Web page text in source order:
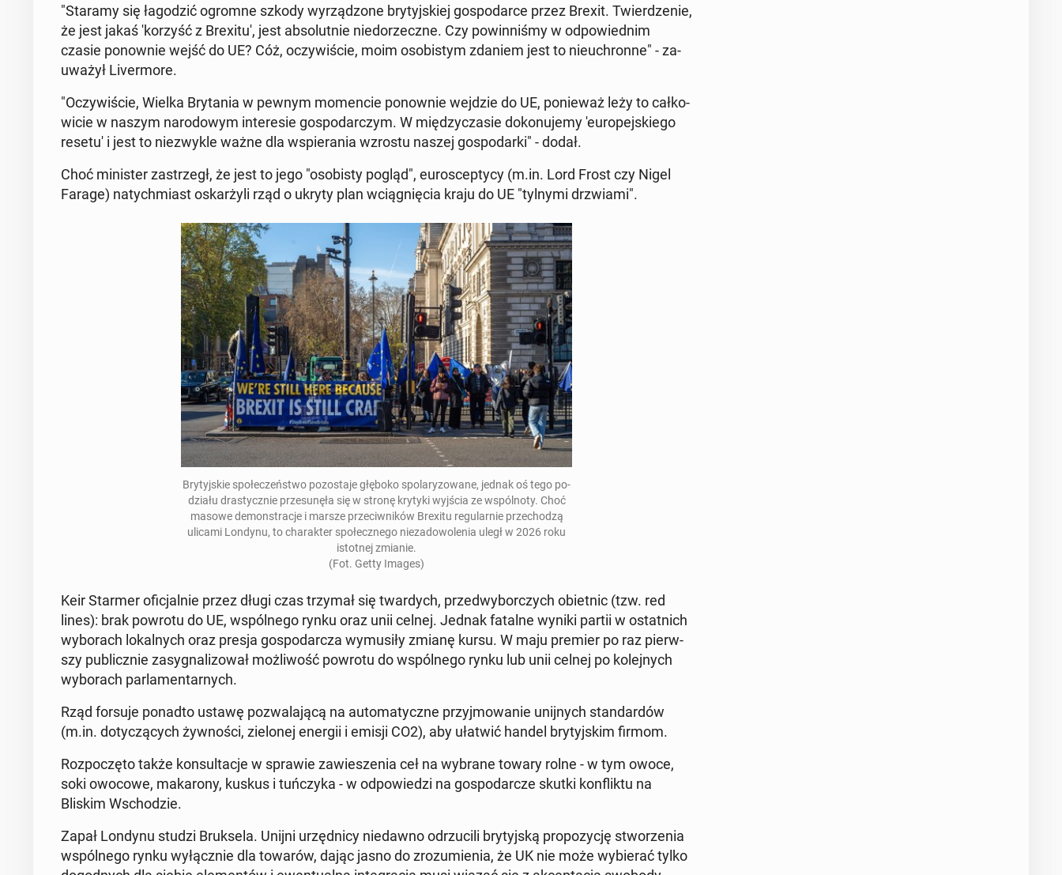
"Staramy się ła­go­dzić ogromne szkody wy­rzą­dzo­ne bry­tyj­skiej go­spo­dar­ce przez Brexit. Twier­dze­nie,
że jest jakaś 'ko­rzyść z Bre­xi­tu', jest ab­so­lut­nie nie­do­rzecz­ne. Czy po­win­ni­śmy w od­po­wied­nim
czasie po­now­nie wejść do UE? Cóż, oczy­wi­ście, moim oso­bi­stym zdaniem jest to nie­uchron­ne" - za­
uwa­żył Li­ver­mo­re.
"Oczy­wi­ście, Wielka Bry­ta­nia w pewnym mo­men­cie po­now­nie wejdzie do UE, po­nie­waż leży to cał­ko­
wi­cie w naszym na­ro­do­wym in­te­re­sie go­spo­dar­czym. W mię­dzy­cza­sie do­ko­nu­je­my 'eu­ro­pej­skie­go
resetu' i jest to nie­zwy­kle ważne dla wspie­ra­nia wzrostu naszej go­spo­dar­ki" - dodał.
Choć mi­ni­ster za­strzegł, że jest to jego "oso­bi­sty pogląd", eu­ro­scep­ty­cy (m.in. Lord Frost czy Nigel
Farage) na­tych­miast oskar­ży­li rząd o ukryty plan wcią­gnię­cia kraju do UE "tylnymi drzwia­mi".
Bry­tyj­skie spo­łe­czeń­stwo po­zo­sta­je głęboko spo­la­ry­zo­wa­ne, jednak oś tego po­
dzia­łu dra­stycz­nie prze­su­nę­ła się w stronę krytyki wyjścia ze wspól­no­ty. Choć
masowe de­mon­stra­cje i marsze prze­ciw­ni­ków Brexitu re­gu­lar­nie prze­cho­dzą
ulicami Londynu, to cha­rak­ter spo­łecz­ne­go nie­za­do­wo­le­nia uległ w 2026 roku
istot­nej zmianie.
(Fot. Getty Images)
Keir Starmer ofi­cjal­nie przez długi czas trzymał się twar­dych, przed­wy­bor­czych obiet­nic (tzw. red
lines): brak powrotu do UE, wspól­ne­go rynku oraz unii celnej. Jednak fatalne wyniki partii w ostat­nich
wy­bo­rach lo­kal­nych oraz presja go­spo­dar­cza wy­mu­si­ły zmianę kursu. W maju premier po raz pierw­
szy pu­blicz­nie za­sy­gna­li­zo­wał moż­li­wość powrotu do wspól­ne­go rynku lub unii celnej po ko­lej­nych
wy­bo­rach par­la­men­tar­nych.
Rząd forsuje ponadto ustawę po­zwa­la­ją­cą na au­to­ma­tycz­ne przyj­mo­wa­nie unij­nych stan­dar­dów
(m.in. do­ty­czą­cych żyw­no­ści, zie­lo­nej energii i emisji CO2), aby ułatwić handel bry­tyj­skim firmom.
Roz­po­czę­to także kon­sul­ta­cje w sprawie za­wie­sze­nia ceł na wybrane towary rolne - w tym owoce,
soki owocowe, ma­ka­ro­ny, kuskus i tuń­czy­ka - w od­po­wie­dzi na go­spo­dar­cze skutki kon­flik­tu na
Bliskim Wscho­dzie.
Zapał Londynu studzi Bruk­se­la. Unijni urzęd­ni­cy nie­daw­no od­rzu­ci­li bry­tyj­ską pro­po­zy­cję stwo­rze­nia
wspól­ne­go rynku wy­łącz­nie dla towarów, dając jasno do zro­zu­mie­nia, że UK nie może wy­bie­rać tylko